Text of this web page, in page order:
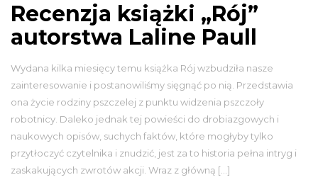
Recenzja książki „Rój”
autorstwa Laline Paull
Wydana kilka miesięcy temu książka Rój wzbudziła nasze
zainteresowanie i postanowiliśmy sięgnąć po nią. Przedstawia
ona życie rodziny pszczelej z punktu widzenia pszczoły
robotnicy. Daleko jednak tej powieści do drobiazgowych i
naukowych opisów, suchych faktów, które mogłyby tylko
przytłoczyć czytelnika i znudzić, jest za to historia pełna intryg i
zaskakujących zwrotów akcji. Wraz z główną […]